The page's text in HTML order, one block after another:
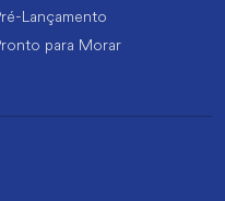
Lançamento
para Morar